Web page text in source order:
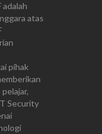
adalah
atas
pihak
Security